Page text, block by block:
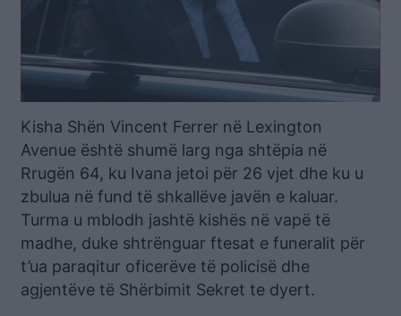
Kisha Shën Vincent Ferrer në Lexington
Avenue është shumë larg nga shtëpia në
Rrugën 64, ku Ivana jetoi për 26 vjet dhe ku u
zbulua në fund të shkallëve javën e kaluar.
Turma u mblodh jashtë kishës në vapë të
madhe, duke shtrënguar ftesat e funeralit për
t’ua paraqitur oficerëve të policisë dhe
agjentëve të Shërbimit Sekret te dyert.